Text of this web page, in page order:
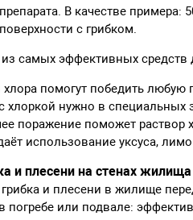
препарата. В качестве
с грибком.
самых эффективных средств
помогут победить
с хлоркой нужно в
поражение поможет
использование уксуса,
и плесени на стенах жилища
и плесени в жилище
погребе или подвале: